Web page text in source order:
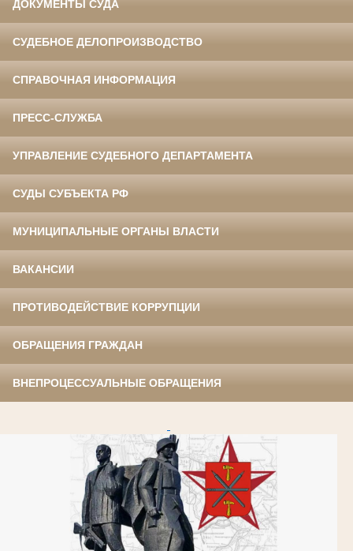
ДОКУМЕНТЫ СУДА
СУДЕБНОЕ ДЕЛОПРОИЗВОДСТВО
СПРАВОЧНАЯ ИНФОРМАЦИЯ
ПРЕСС-СЛУЖБА
УПРАВЛЕНИЕ СУДЕБНОГО ДЕПАРТАМЕНТА
СУДЫ СУБЪЕКТА РФ
МУНИЦИПАЛЬНЫЕ ОРГАНЫ ВЛАСТИ
ВАКАНСИИ
ПРОТИВОДЕЙСТВИЕ КОРРУПЦИИ
ОБРАЩЕНИЯ ГРАЖДАН
ВНЕПРОЦЕССУАЛЬНЫЕ ОБРАЩЕНИЯ